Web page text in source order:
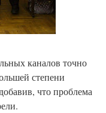
каналов точно
степени
что проблема